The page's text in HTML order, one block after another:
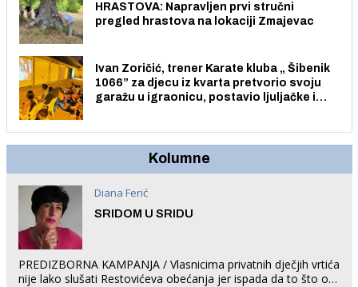
HRASTOVA: Napravljen prvi stručni
pregled hrastova na lokaciji Zmajevac
Ivan Zoričić, trener Karate kluba „ Šibenik
1066” za djecu iz kvarta pretvorio svoju
garažu u igraonicu, postavio ljuljačke i
Kolumne
Diana Ferić
SRIDOM U SRIDU
PREDIZBORNA KAMPANJA / Vlasnicima privatnih dječjih vrtića
nije lako slušati Restovićeva obećanja jer ispada da to što oni